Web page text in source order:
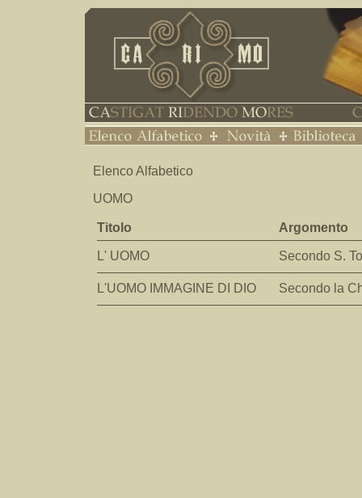
Elenco Alfabetico
UOMO
Titolo Argomento
L' UOMO Secondo S.
L'UOMO IMMAGINE DI DIO Secondo la